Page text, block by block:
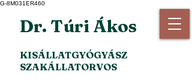
G-8M031ER460
Dr. Túri Ákos
KISÁLLATGYÓGYÁSZ
SZAKÁLLATORVOS